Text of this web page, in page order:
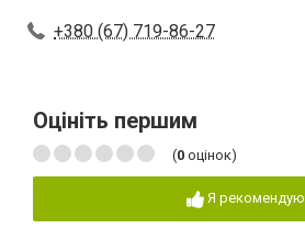
+380 (67) 719-86-27
Оцініть першим
(0 оцінок)
Я рекомендую